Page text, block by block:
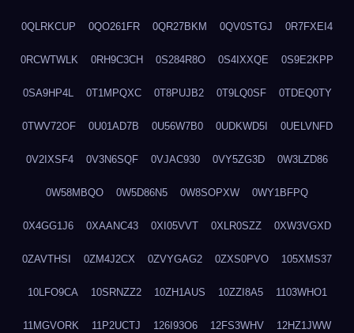
0QLRKCUP 0QO261FR 0QR27BKM 0QV0STGJ 0R7FXEI4
0RCWTWLK 0RH9C3CH 0S284R8O 0S4IXXQE 0S9E2KPP
0SA9HP4L 0T1MPQXC 0T8PUJB2 0T9LQ0SF 0TDEQ0TY
0TWV72OF 0U01AD7B 0U56W7B0 0UDKWD5I 0UELVNFD
0V2IXSF4 0V3N6SQF 0VJAC930 0VY5ZG3D 0W3LZD86
0W58MBQO 0W5D86N5 0W8SOPXW 0WY1BFPQ
0X4GG1J6 0XAANC43 0XI05VVT 0XLR0SZZ 0XW3VGXD
0ZAVTHSI 0ZM4J2CX 0ZVYGAG2 0ZXS0PVO 105XMS37
10LFO9CA 10SRNZZ2 10ZH1AUS 10ZZI8A5 1103WHO1
11MGVORK 11P2UCTJ 126I93O6 12FS3WHV 12HZ1JWW